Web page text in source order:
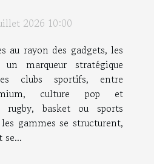
2026 10:00
au rayon des gadgets, les
marqueur stratégique
clubs sportifs, entre
culture pop et
rugby, basket ou sports
gammes se structurent,